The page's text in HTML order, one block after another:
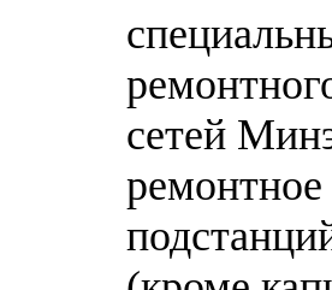
сетей